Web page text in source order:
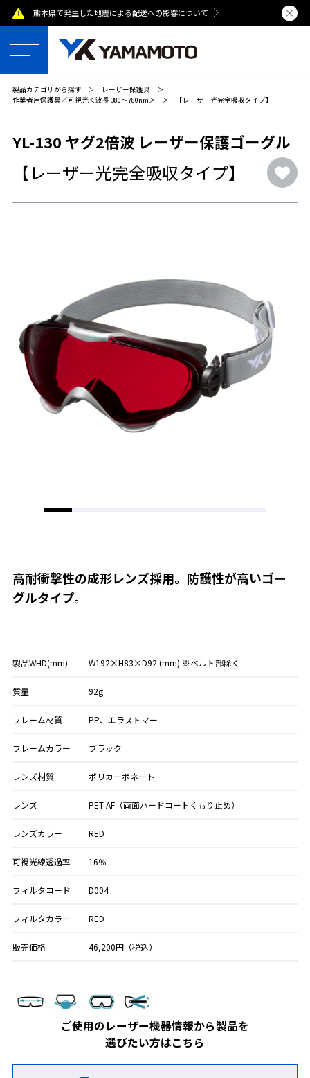
熊本県で発生した地震による配送への影響について 夏季休業
製品カテゴリから探す ＞ レーザー保護具
＞
作業者用保護具／可視光＜波長 380～780nm＞
＞ 【レーザー光完全吸収タイプ】
YL-130 ヤグ2倍波 レーザー保護ゴーグル
【レーザー光完全吸収タイプ】
高耐衝撃性の成形レンズ採用。防護性が高いゴー
グルタイプ。
製品WHD(mm) W192×H83×D92 (mm) ※ベルト部除く
質量 92g
フレーム材質 PP、エラストマー
フレームカラー ブラック
レンズ材質 ポリカーボネート
レンズ PET-AF（両面ハードコートくもり止め）
レンズカラー RED
可視光線透過率 16％
フィルタコード D004
フィルタカラー RED
販売価格 46,200円（税込）
ご使用のレーザー機器情報から製品を
選びたい方はこちら